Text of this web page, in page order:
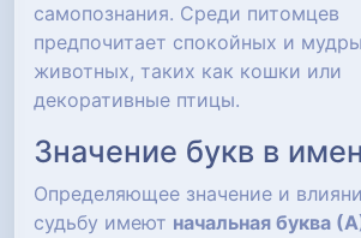
самопознания. Среди питомцев
предпочитает спокойных и
животных, таких как кошки или
декоративные птицы.
Значение букв в
Определяющее значение и
судьбу имеют начальная буква